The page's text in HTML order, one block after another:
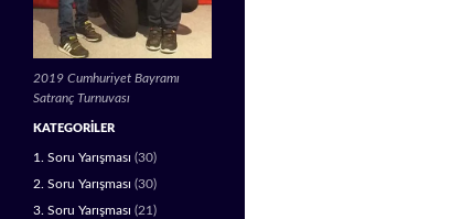
2019 Cumhuriyet Bayramı
Satranç Turnuvası
KATEGORILER
1. Soru Yarışması (30)
2. Soru Yarışması (30)
3. Soru Yarışması (21)